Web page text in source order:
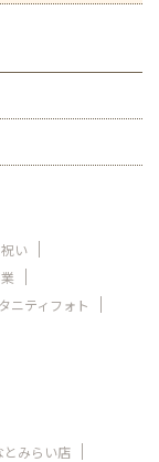
い
ニティフォト
とみらい店